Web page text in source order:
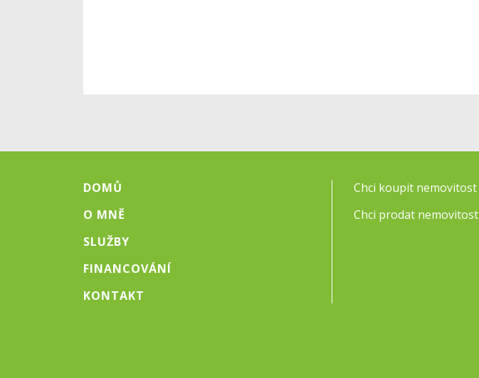
DOMŮ
O MNĚ
SLUŽBY
FINANCOVÁNÍ
KONTAKT
Chci koupit nemovitost
Chci prodat nemovitost